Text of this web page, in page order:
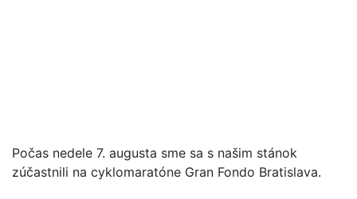
Počas nedele 7. augusta sme sa s našim stánok
zúčastnili na cyklomaratóne Gran Fondo Bratislava.